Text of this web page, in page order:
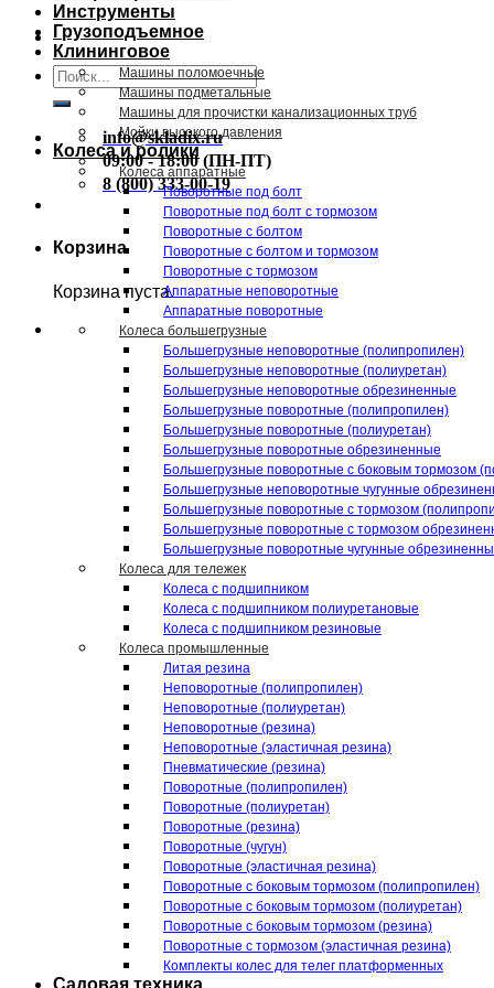
Искать:
info@skladix.ru
09:00 - 18:00 (ПН-ПТ)
8 (800) 333-00-19
Корзина
Корзина пуста.
Инструменты
Грузоподъемное
Клининговое
Машины поломоечные
Машины подметальные
Машины для прочистки канализационных труб
Мойки высокого давления
Колеса и ролики
Колеса аппаратные
Поворотные под болт
Поворотные под болт с тормозом
Поворотные с болтом
Поворотные с болтом и тормозом
Поворотные с тормозом
Аппаратные неповоротные
Аппаратные поворотные
Колеса большегрузные
Большегрузные неповоротные (полипропилен)
Большегрузные неповоротные (полиуретан)
Большегрузные неповоротные обрезиненные
Большегрузные поворотные (полипропилен)
Большегрузные поворотные (полиуретан)
Большегрузные поворотные обрезиненные
Большегрузные поворотные с боковым тормозом
Большегрузные неповоротные чугунные
Большегрузные поворотные с тормозом
Большегрузные поворотные с тормозом
Большегрузные поворотные чугунные
Колеса для тележек
Колеса с подшипником
Колеса с подшипником полиуретановые
Колеса с подшипником резиновые
Колеса промышленные
Литая резина
Неповоротные (полипропилен)
Неповоротные (полиуретан)
Неповоротные (резина)
Неповоротные (эластичная резина)
Пневматические (резина)
Поворотные (полипропилен)
Поворотные (полиуретан)
Поворотные (резина)
Поворотные (чугун)
Поворотные (эластичная резина)
Поворотные c боковым тормозом (полипропилен)
Поворотные c боковым тормозом (полиуретан)
Поворотные c боковым тормозом (резина)
Поворотные c тормозом (эластичная резина)
Комплекты колес для телег платформенных
Садовая техника